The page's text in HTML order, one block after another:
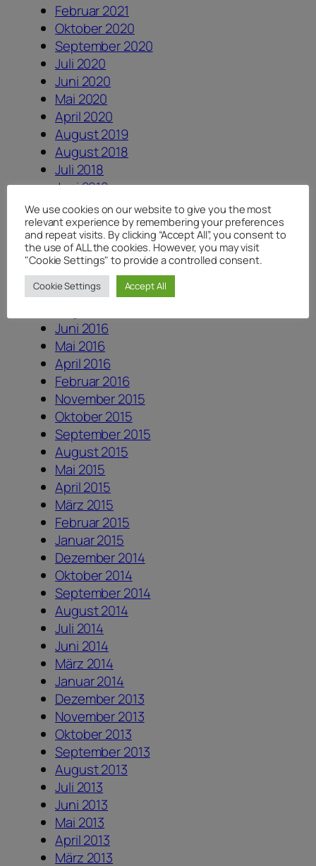
Februar 2021
Oktober 2020
September 2020
Juli 2020
Juni 2020
Mai 2020
April 2020
August 2019
August 2018
Juli 2018
Juni 2018
April 2018
Januar 2018
August 2017
Juli 2017
Juni 2017
Dezember 2016
Juni 2016
Mai 2016
April 2016
Februar 2016
November 2015
Oktober 2015
September 2015
August 2015
Mai 2015
April 2015
März 2015
Februar 2015
Januar 2015
Dezember 2014
Oktober 2014
September 2014
August 2014
Juli 2014
Juni 2014
März 2014
Januar 2014
Dezember 2013
November 2013
Oktober 2013
September 2013
August 2013
Juli 2013
Juni 2013
Mai 2013
April 2013
März 2013
We use cookies on our website to give you the most
relevant experience by remembering your preferences
and repeat visits. By clicking “Accept All”, you consent to
the use of ALL the cookies. However, you may visit
"Cookie Settings" to provide a controlled consent.
Cookie Settings Accept All